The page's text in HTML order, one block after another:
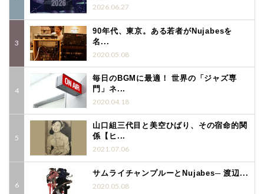
2026.06.27
90年代、東京。ある若者がNujabesを
名...
2020.05.08
毎日のBGMに最適！ 世界の「ジャズ専
門」ネ...
2020.04.18
山口組三代目と美空ひばり、その宿命的関
係【ヒ...
2021.07.06
サムライチャンプルーとNujabes─ 渡辺...
2020.05.08